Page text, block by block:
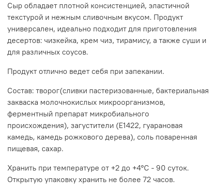
Сыр обладает плотной консистенцией, эластичной
текстурой и нежным сливочным вкусом. Продукт
универсален, идеально подходит для приготовления
десертов: чизкейка, крем чиз, тирамису, а также суши и
для различных соусов.
Продукт отлично ведет себя при запекании.
Состав: творог(сливки пастеризованные, бактериальная
закваска молочнокислых микроорганизмов,
ферментный препарат микробиального
происхождения), загустители (Е1422, гуарановая
камедь, камедь рожкового дерева), соль поваренная
пищевая, сахар.
Хранить при температуре от +2 до +4°C - 90 суток.
Открытую упаковку хранить не более 72 часов.